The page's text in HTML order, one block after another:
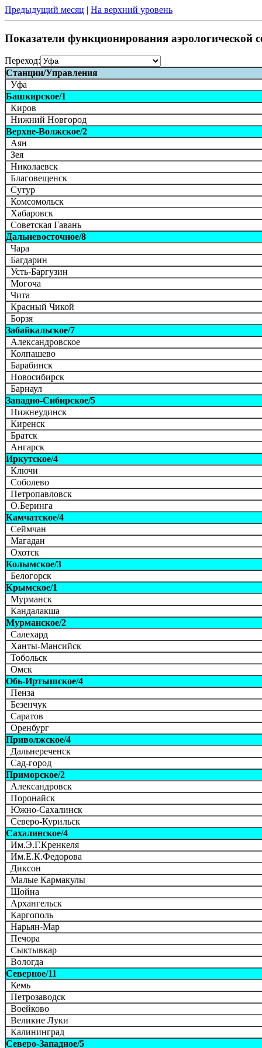
Предыдущий месяц | На верхний уровень
Показатели функционирования аэрологической
Переход:
Станции/Управления
Уфа
Башкирское/1
Киров
Нижний Новгород
Верхне-Волжское/2
Аян
Зея
Николаевск
Благовещенск
Сутур
Комсомольск
Хабаровск
Советская Гавань
Дальневосточное/8
Чара
Багдарин
Усть-Баргузин
Могоча
Чита
Красный Чикой
Борзя
Забайкальское/7
Александровское
Колпашево
Барабинск
Новосибирск
Барнаул
Западно-Сибирское/5
Нижнеудинск
Киренск
Братск
Ангарск
Иркутское/4
Ключи
Соболево
Петропавловск
О.Беринга
Камчатское/4
Сеймчан
Магадан
Охотск
Колымское/3
Белогорск
Крымское/1
Мурманск
Кандалакша
Мурманское/2
Салехард
Ханты-Мансийск
Тобольск
Омск
Обь-Иртышское/4
Пенза
Безенчук
Саратов
Оренбург
Приволжское/4
Дальнереченск
Сад-город
Приморское/2
Александровск
Поронайск
Южно-Сахалинск
Северо-Курильск
Сахалинское/4
Им.Э.Г.Кренкеля
Им.Е.К.Федорова
Диксон
Малые Кармакулы
Шойна
Архангельск
Каргополь
Нарьян-Мар
Печора
Сыктывкар
Вологда
Северное/11
Кемь
Петрозаводск
Воейково
Великие Луки
Калининград
Северо-Западное/5